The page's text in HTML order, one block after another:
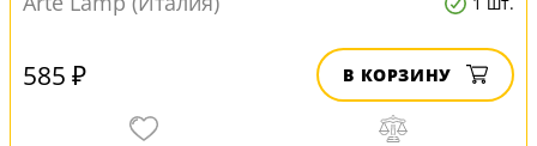
585 ₽ В КОРЗИНУ